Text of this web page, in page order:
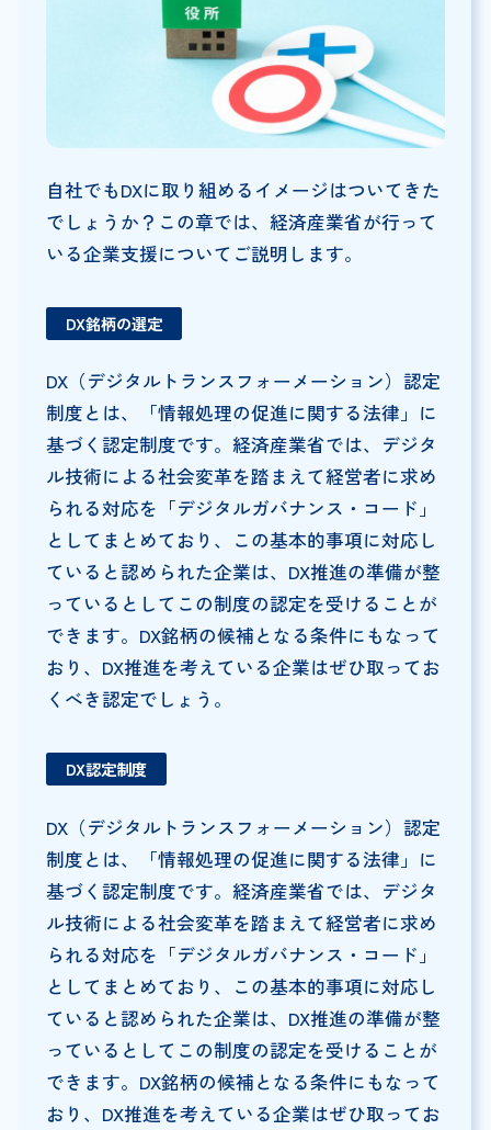
自社でもDXに取り組めるイメージはついてきた
でしょうか？この章では、経済産業省が行って
いる企業支援についてご説明します。
DX銘柄の選定
DX（デジタルトランスフォーメーション）認定
制度とは、「情報処理の促進に関する法律」に
基づく認定制度です。経済産業省では、デジタ
ル技術による社会変革を踏まえて経営者に求め
られる対応を「デジタルガバナンス・コード」
としてまとめており、この基本的事項に対応し
ていると認められた企業は、DX推進の準備が整
っているとしてこの制度の認定を受けることが
できます。DX銘柄の候補となる条件にもなって
おり、DX推進を考えている企業はぜひ取ってお
くべき認定でしょう。
DX認定制度
DX（デジタルトランスフォーメーション）認定
制度とは、「情報処理の促進に関する法律」に
基づく認定制度です。経済産業省では、デジタ
ル技術による社会変革を踏まえて経営者に求め
られる対応を「デジタルガバナンス・コード」
としてまとめており、この基本的事項に対応し
ていると認められた企業は、DX推進の準備が整
っているとしてこの制度の認定を受けることが
できます。DX銘柄の候補となる条件にもなって
おり、DX推進を考えている企業はぜひ取ってお